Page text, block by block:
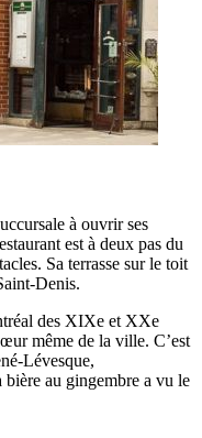
à ouvrir ses
est à deux pas du
Sa terrasse sur le toit
Denis.
des XIXe et XXe
même de la ville. C’est
Lévesque,
bière au gingembre a vu le